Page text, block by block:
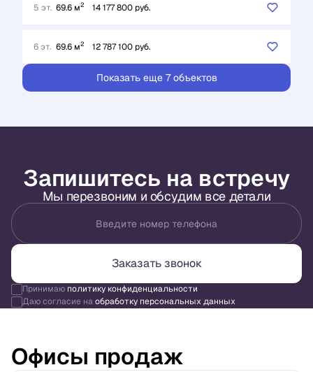
5 эт. 69.6 м2 14 177 800 руб.
6 эт. 69.6 м2 12 787 100 руб.
Показать еще 7 объектов
Запишитесь на встречу
Мы перезвоним и обсудим все детали
Введите номер телефона
Заказать звонок
Принимаю политику конфиденциальности
Даю согласие наобработку персональных данных
Офисы продаж